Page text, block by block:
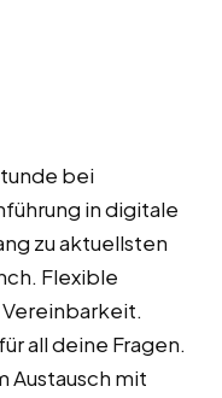
bei
in digitale
zu aktuellsten
Flexible
all deine Fragen.
Austausch mit